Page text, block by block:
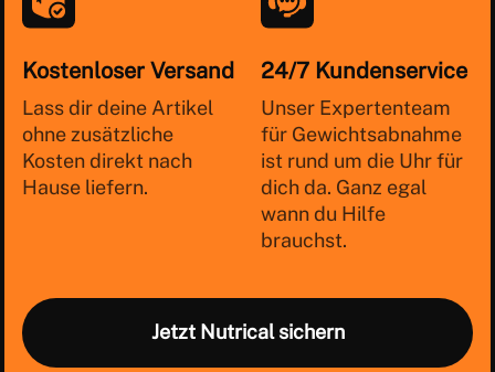
Kostenloser Versand
Lass dir deine Artikel
ohne zusätzliche
Kosten direkt nach
Hause liefern.
24/7 Kundenservice
Unser Expertenteam
für Gewichtsabnahme
ist rund um die Uhr für
dich da. Ganz egal
wann du Hilfe
brauchst.
Jetzt Nutrical sichern